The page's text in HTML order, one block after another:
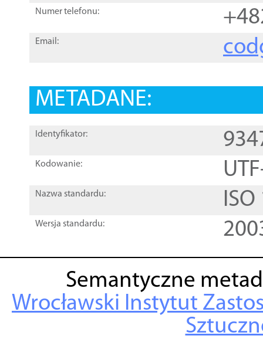
Numer telefonu:
Email:
METADANE:
Identyfikator:
Kodowanie:
Nazwa standardu:
Wersja standardu:
Semantyczne
Wrocławski Instytut